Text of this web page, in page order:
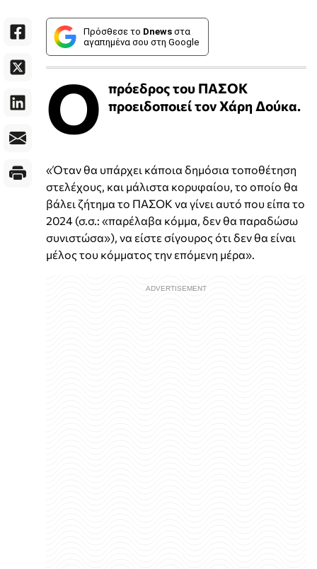
Πρόσθεσε το Dnews στα
αγαπημένα σου στη Google
Ο πρόεδρος του ΠΑΣΟΚ
προειδοποιεί τον Χάρη Δούκα.
«Όταν θα υπάρχει κάποια δημόσια τοποθέτηση
στελέχους, και μάλιστα κορυφαίου, το οποίο θα
βάλει ζήτημα το ΠΑΣΟΚ να γίνει αυτό που είπα το
2024 (σ.σ.: «παρέλαβα κόμμα, δεν θα παραδώσω
συνιστώσα»), να είστε σίγουρος ότι δεν θα είναι
μέλος του κόμματος την επόμενη μέρα».